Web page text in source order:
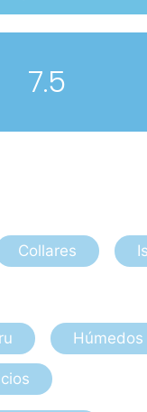
7.5
Collares
Húmedos